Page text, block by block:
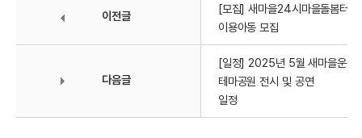
이전글
[모집] 새마을24시마을돌봄터
이용아동 모집
다음글
[일정] 2025년 5월 새마을운동
테마공원 전시 및 공연
일정